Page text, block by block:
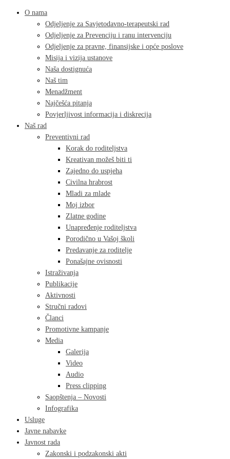
O nama
Odjeljenje za Savjetodavno-terapeutski rad
Odjeljenje za Prevenciju i ranu intervenciju
Odjeljenje za pravne, finansijske i opće poslove
Misija i vizija ustanove
Naša dostignuća
Naš tim
Menadžment
Najčešća pitanja
Povjerljivost informacija i diskrecija
Naš rad
Preventivni rad
Korak do roditeljstva
Kreativan možeš biti ti
Zajedno do uspjeha
Civilna hrabrost
Mladi za mlade
Moj izbor
Zlatne godine
Unapređenje roditeljstva
Porodično u Vašoj školi
Predavanje za roditelje
Ponašajne ovisnosti
Istraživanja
Publikacije
Aktivnosti
Stručni radovi
Članci
Promotivne kampanje
Media
Galerija
Video
Audio
Press clipping
Saopštenja – Novosti
Infografika
Usluge
Javne nabavke
Javnost rada
Zakonski i podzakonski akti